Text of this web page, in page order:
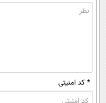
* کد امنیتی